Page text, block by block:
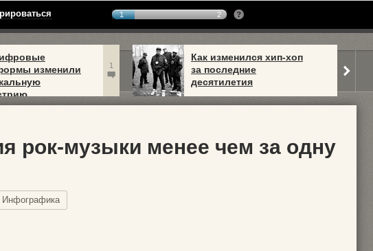
1 2
изменили
1
Как изменился хип-хоп
за последние
десятилетия
рок-музыки менее чем за одну
Инфографика